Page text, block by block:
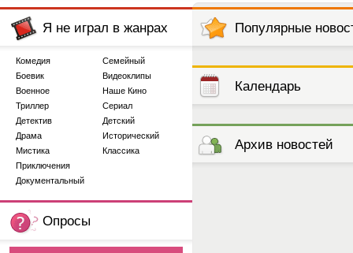
Я не играл в жанрах
Комедия
Боевик
Военное
Триллер
Детектив
Драма
Мистика
Приключения
Документальный
Семейный
Видеоклипы
Наше Кино
Сериал
Детский
Исторический
Классика
Опросы
Популярные
Календарь
выступлений
Архив новостей